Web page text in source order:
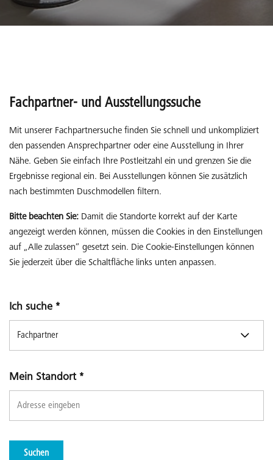
Fachpartner- und Ausstellungssuche
Mit unserer Fachpartnersuche finden Sie schnell und unkompliziert
den passenden Ansprechpartner oder eine Ausstellung in Ihrer
Nähe. Geben Sie einfach Ihre Postleitzahl ein und grenzen Sie die
Ergebnisse regional ein. Bei Ausstellungen können Sie zusätzlich
nach bestimmten Duschmodellen filtern.
Bitte beachten Sie: Damit die Standorte korrekt auf der Karte
angezeigt werden können, müssen die Cookies in den Einstellungen
auf „Alle zulassen“ gesetzt sein. Die Cookie-Einstellungen können
Sie jederzeit über die Schaltfläche links unten anpassen.
Ich suche *
Mein Standort *
Suchen